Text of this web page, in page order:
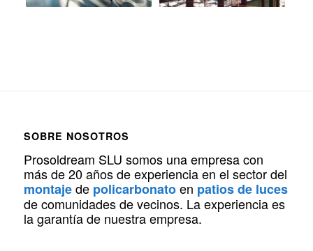
SOBRE NOSOTROS
Prosoldream SLU somos una empresa con
más de 20 años de experiencia en el sector del
montajede policarbonatoen patios de luces
de comunidades de vecinos. La experiencia es
la garantía de nuestra empresa.